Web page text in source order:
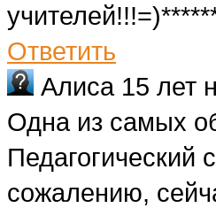
Ответить
Алиса 15 лет
Одна из самых
сожалению,